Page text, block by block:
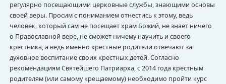
регулярно посещающими церковные службы, знающими основы
своей веры. Просим с пониманием отнестись к этому, ведь
человек, который сам не посещает храм Божий, не знает ничего
о Православной вере, не сможет ничему научить и своего
крестника, а ведь именно крестные родители отвечают за
духовное воспитание своих крестных детей. Согласно
рекомендациям Святейшего Патриарха, с 2014 года крестным
родителям (или самому крещаемому) необходимо пройти курс